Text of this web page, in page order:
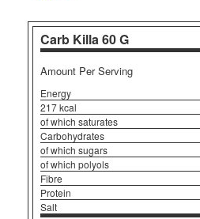
Carb Killa60 G
Amount Per Serving
Energy
217 kcal
of which saturates
Carbohydrates
of which sugars
of which polyols
Fibre
Protein
Salt